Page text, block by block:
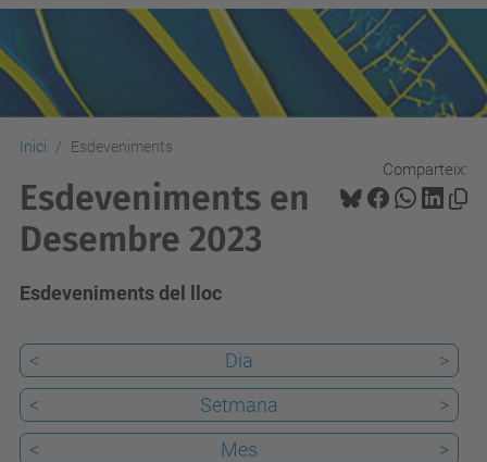
Inici Esdeveniments
Comparteix:
Esdeveniments en
Desembre 2023
Esdeveniments del lloc
< Dia
>
<
Setmana
>
<
Mes >